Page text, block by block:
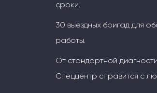
сроки.
30 выездных бригад для
работы.
От стандартной
Спеццентр справится с